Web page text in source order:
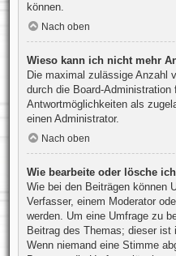
können.
Nach oben
Wieso kann ich nicht mehr
Die maximal zulässige Anzahl
durch die Board-
Antwortmöglichkeiten als
einen Administrator.
Nach oben
Wie bearbeite oder lösche
Wie bei den Beiträgen können
Verfasser, einem Moderator
werden. Um eine Umfrage zu
Beitrag des Themas; dieser ist
Wenn niemand eine Stimme